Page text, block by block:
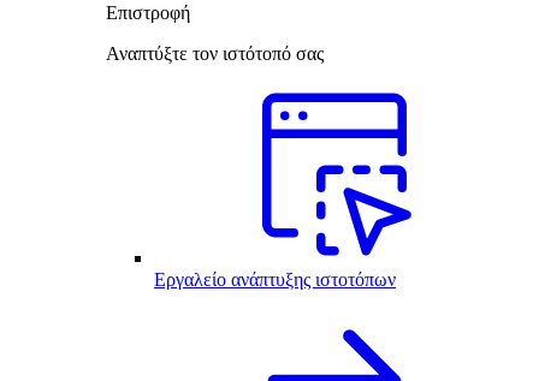
Επιστροφή
Αναπτύξτε τον ιστότοπό σας
Εργαλείο ανάπτυξης ιστοτόπων